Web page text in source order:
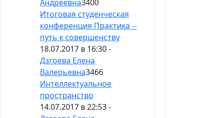
Андреевна3400
Итоговая студенческая
конференция Практика --
путь к совершенству
18.07.2017 в 16:30 -
Дзгоева Елена
Валерьевна3466
Интеллектуальное
пространство
14.07.2017 в 22:53 -